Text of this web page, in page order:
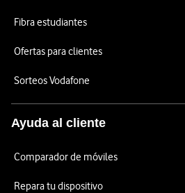
Fibra estudiantes
Ofertas para clientes
Sorteos Vodafone
Ayuda al cliente
Comparador de móviles
Repara tu dispositivo